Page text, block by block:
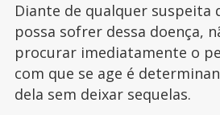
Diante de qualquer suspeita
possa sofrer dessa doença,
procurar imediatamente o
com que se age é
dela sem deixar sequelas.